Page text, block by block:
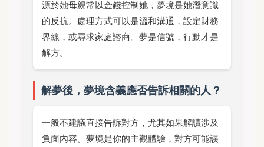
源於她母親常以金錢控制她，夢境是她潛意識
的反抗。處理方式可以是溫和溝通，設定財務
界線，或尋求家庭諮商。夢是信號，行動才是
解方。
解夢後，夢境含義應否告訴相關的人？
一般不建議直接告訴對方，尤其如果解讀涉及
負面內容。夢境是你的主觀體驗，對方可能誤